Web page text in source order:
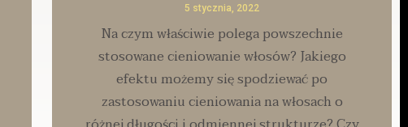
5 stycznia, 2022
Na czym właściwie polega powszechnie
stosowane cieniowanie włosów? Jakiego
efektu możemy się spodziewać po
zastosowaniu cieniowania na włosach o